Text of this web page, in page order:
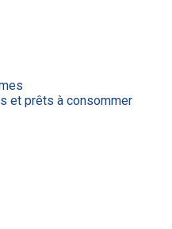
et prêts à consommer